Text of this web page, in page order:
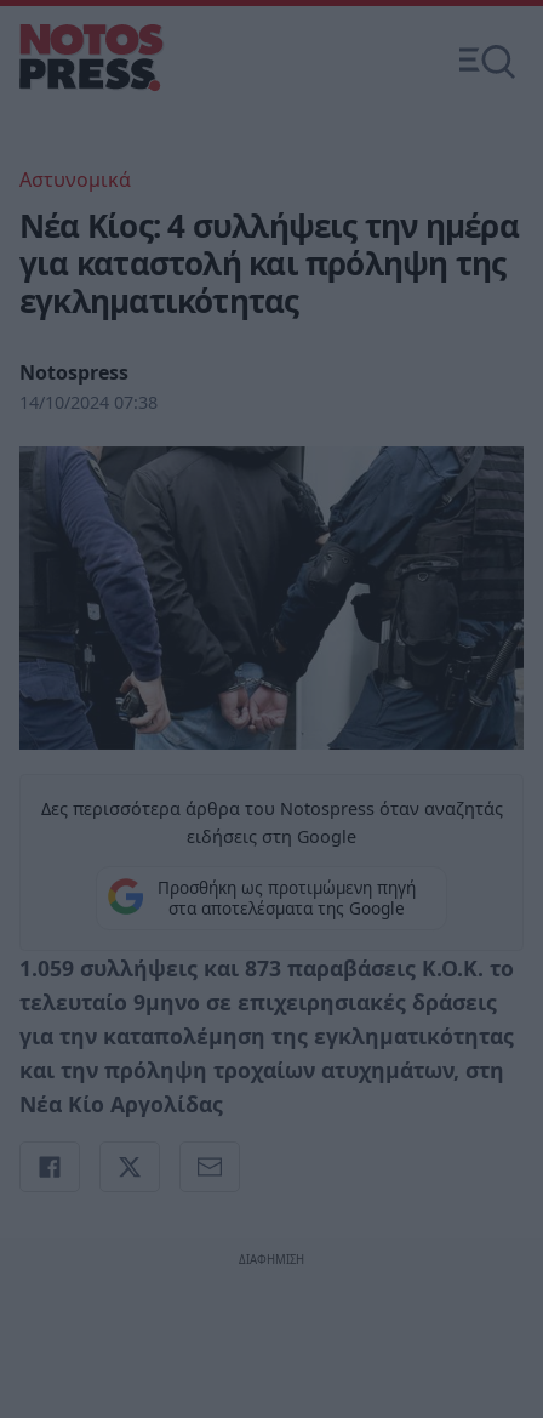
Αστυνομικά
Νέα Κίος: 4 συλλήψεις την ημέρα
για καταστολή και πρόληψη της
εγκληματικότητας
Notospress
14/10/2024 07:38
Δες περισσότερα άρθρα του Notospress όταν αναζητάς
ειδήσεις στη Google
Προσθήκη ως προτιμώμενη πηγή
στα αποτελέσματα της Google
1.059 συλλήψεις και 873 παραβάσεις Κ.Ο.Κ. το
τελευταίο 9μηνο σε επιχειρησιακές δράσεις
για την καταπολέμηση της εγκληματικότητας
και την πρόληψη τροχαίων ατυχημάτων, στη
Νέα Κίο Αργολίδας